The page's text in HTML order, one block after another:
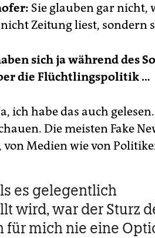
Sie glauben gar nicht,
Zeitung liest, sondern
sich ja während des
die Flüchtlingspolitik …
ich habe das auch
Die meisten Fake
Medien wie von
es gelegentlich
wird, war der Sturz
für mich nie eine